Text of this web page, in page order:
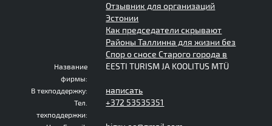
Отзывник для организаций
Эстонии
Как председатели скрывают
Районы Таллинна для жизни без
Спор о сносе Старого города в
Название
фирмы:
EESTI TURISM JA KOOLITUS MTÜ
В техподдержку: написать
Тел.
техподдержки:
+372 53535351